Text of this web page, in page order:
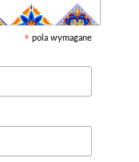
* pola wymagane